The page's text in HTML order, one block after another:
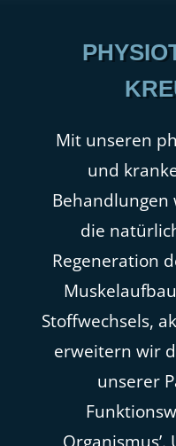
Mit unseren
und
die
Regeneration
Stoffwechsels,
erweitern wir
unserer